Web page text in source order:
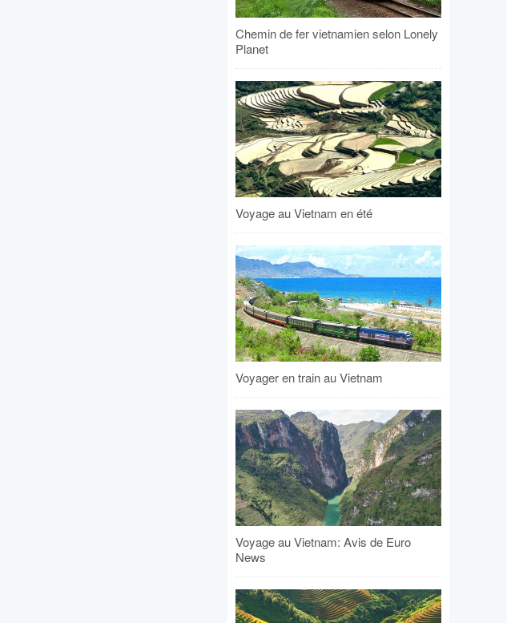
Chemin de fer vietnamien selon Lonely
Planet
Voyage au Vietnam en été
Voyager en train au Vietnam
Voyage au Vietnam: Avis de Euro
News